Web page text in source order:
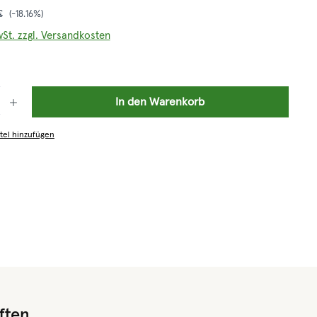
Preis:
(-18.16%)
zzgl. Versandkosten
In den Warenkorb
hinzufügen